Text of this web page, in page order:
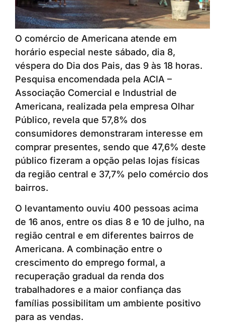
O comércio de Americana atende em
horário especial neste sábado, dia 8,
véspera do Dia dos Pais, das 9 às 18 horas.
Pesquisa encomendada pela ACIA –
Associação Comercial e Industrial de
Americana, realizada pela empresa Olhar
Público, revela que 57,8% dos
consumidores demonstraram interesse em
comprar presentes, sendo que 47,6% deste
público fizeram a opção pelas lojas físicas
da região central e 37,7% pelo comércio dos
bairros.
O levantamento ouviu 400 pessoas acima
de 16 anos, entre os dias 8 e 10 de julho, na
região central e em diferentes bairros de
Americana. A combinação entre o
crescimento do emprego formal, a
recuperação gradual da renda dos
trabalhadores e a maior confiança das
famílias possibilitam um ambiente positivo
para as vendas.